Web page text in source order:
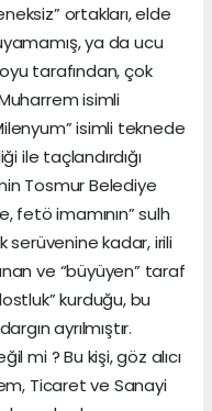
ortakları, elde
ya da ucu
tarafından, çok
isimli
isimli teknede
ile taçlandırdığı
Tosmur Belediye
fetö imamının” sulh
kadar, irili
ve “büyüyen” taraf
kurduğu, bu
ayrılmıştır.
mi ? Bu kişi, göz alıcı
Ticaret ve Sanayi